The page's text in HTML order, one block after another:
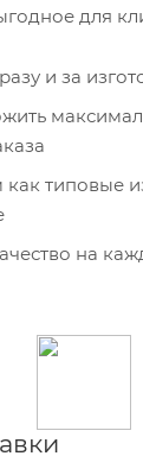
для
и за
как типовые
на